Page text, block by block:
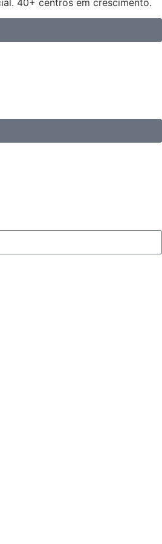
40+ centros em crescimento.